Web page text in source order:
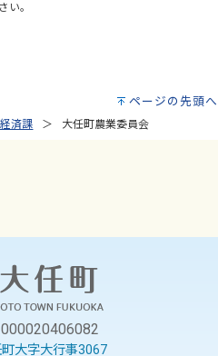
い。
ページの先頭へ
済課 大任町農業委員会
大字大行事3067